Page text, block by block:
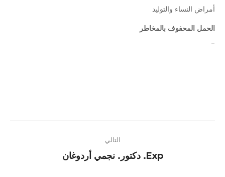
أمراض النساء والتوليد
الحمل المحفوف بالمخاطر
–
التالي
Next
Exp. دكتور. نجمي أردوغان